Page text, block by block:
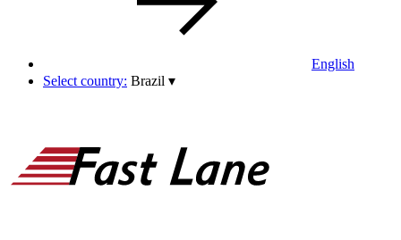
English
Select country: Brazil ▾